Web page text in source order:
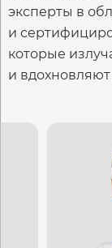
эксперты в
и
которые
и